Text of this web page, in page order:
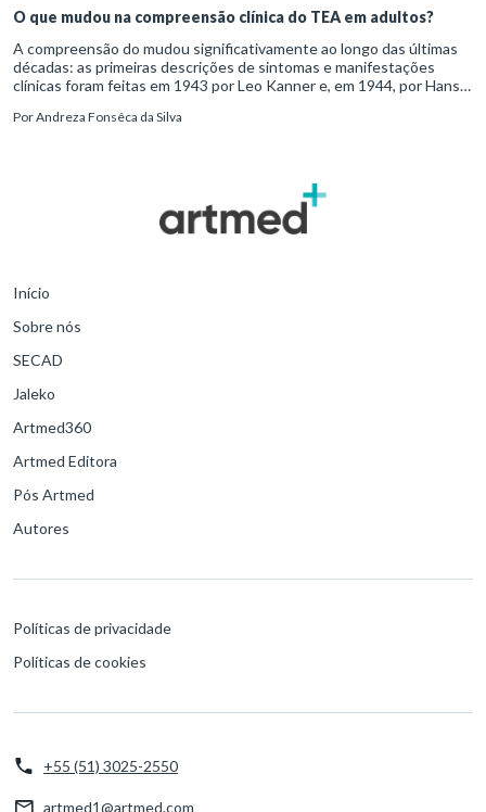
O que mudou na compreensão clínica do TEA em adultos?
A compreensão do mudou significativamente ao longo das últimas
décadas: as primeiras descrições de sintomas e manifestações
clínicas foram feitas em 1943 por Leo Kanner e, em 1944, por Hans
PorAndreza Fonsêca da Silva
Início
Sobre nós
SECAD
Jaleko
Artmed360
Artmed Editora
Pós Artmed
Autores
Políticas de privacidade
Políticas de cookies
+55 (51) 3025-2550
artmed1@artmed.com